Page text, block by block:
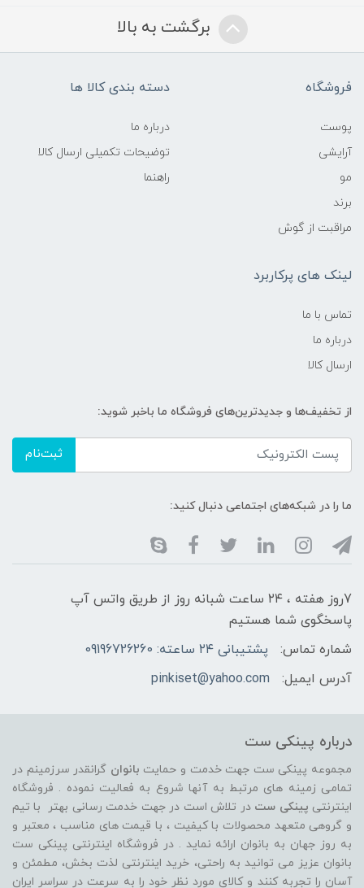
برگشت به بالا
فروشگاه
پوست
آرایشی
مو
برند
مراقبت از گوش
دسته بندی کالا ها
درباره ما
توضیحات تکمیلی ارسال کالا
راهنما
لینک های پرکاربرد
تماس با ما
درباره ما
ارسال کالا
از تخفیف‌ها و جدیدترین‌های فروشگاه ما باخبر شوید:
ثبت‌نام
ما را در شبکه‌های اجتماعی دنبال کنید:
7روز هفته ، ۲۴ ساعت شبانه‌ روز از طریق واتس آپ
پاسخگوی شما هستیم
شماره تماس:
پشتیبانی ۲۴ ساعته: 09196726260
آدرس ایمیل:
pinkiset@yahoo.com
درباره پینکی ست
مجموعه پینکی ست جهت خدمت و حمایت بانوان گرانقدر سرزمینم در
تمامی زمینه های مرتبط به آنها شروع به فعالیت نموده . فروشگاه
اینترنتی پینکی ست در تلاش است در جهت خدمت رسانی بهتر با تیم
و گروهی متعهد محصولات با کیفیت ، با قیمت های مناسب ، معتبر و
به روز جهان به بانوان ارائه نماید . در فروشگاه اینترنتی پینکی ست
بانوان عزیز می توانيد به راحتی، خرید اینترنتی لذت بخش، مطمئن و
آسان را تجربه کنند و کالای مورد نظر خود را به سرعت در سراسر ایران